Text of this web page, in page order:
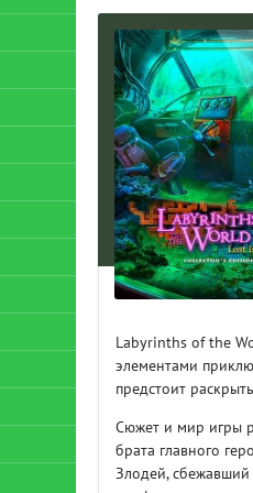
Labyrinths of the
элементами
предстоит
Сюжет и мир игры
брата главного
Злодей, сбежавший